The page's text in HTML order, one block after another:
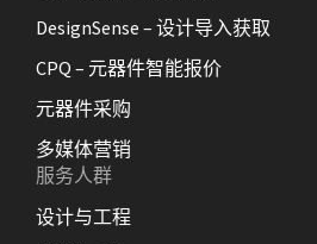
DesignSense – 设计导入获取
CPQ – 元器件智能报价
元器件采购
多媒体营销
服务人群
设计与工程